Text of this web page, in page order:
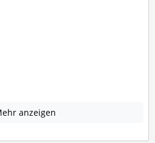
anzeigen